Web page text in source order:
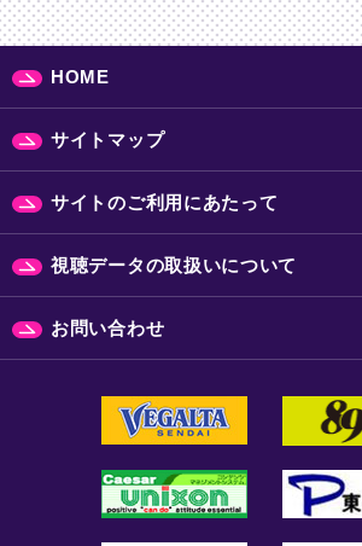
HOME
サイトマップ
サイトのご利用にあたって
視聴データの取扱いについて
お問い合わせ